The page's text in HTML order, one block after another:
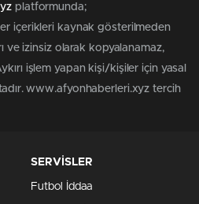
platformunda;
içerikleri kaynak gösterilmeden
ve izinsiz olarak kopyalanamaz,
işlem yapan kişi/kişiler için yasal
www.afyonhaberleri.xyz tercih
SERVİSLER
Futbol İddaa